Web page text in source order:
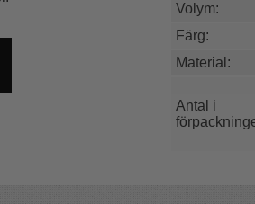
Volym:
Färg:
Material:
Antal i